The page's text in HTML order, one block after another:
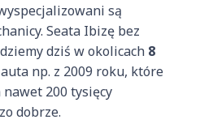
są
Seata Ibizę bez
dziś w okolicach 8
auta np. z 2009 roku, które
200 tysięcy
dobrze.